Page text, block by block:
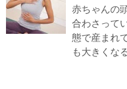
赤ちゃんの
合わさって
態で産まれ
も大きくな